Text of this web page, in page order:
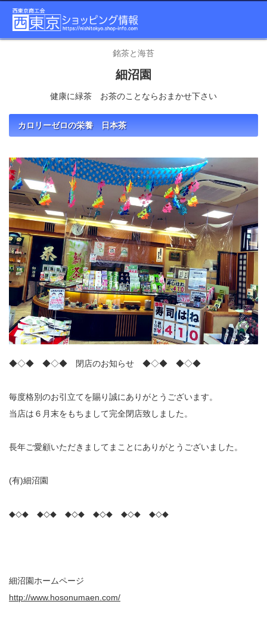
銘茶と海苔
細沼園
健康に緑茶 お茶のことならおまかせ下さい
カロリーゼロの栄養 日本茶
◆◇◆ ◆◇◆ 閉店のお知らせ ◆◇◆ ◆◇◆
毎度格別のお引立てを賜り誠にありがとうございます。
当店は６月末をもちまして完全閉店致しました。
長年ご愛顧いただきましてまことにありがとうございました。
(有)細沼園
◆◇◆ ◆◇◆ ◆◇◆ ◆◇◆ ◆◇◆ ◆◇◆
細沼園ホームページ
http://www.hosonumaen.com/